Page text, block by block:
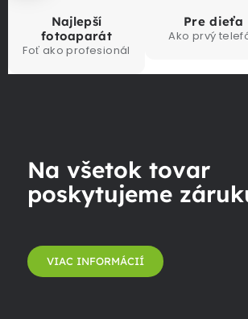
Najlepší
fotoaparát
Foť ako profesionál
Pre dieťa
Ako prvý
Na všetok tovar
poskytujeme
VIAC INFORMÁCIÍ